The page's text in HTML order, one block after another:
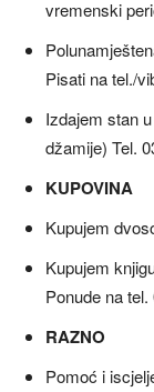
vremenski
Pisati na tel./
Izdajem stan
džamije) Tel.
KUPOVINA
Kupujem
Kupujem
Ponude na
RAZNO
Pomoć i